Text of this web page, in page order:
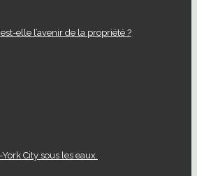
elle l’avenir de la propriété ?
City sous les eaux.